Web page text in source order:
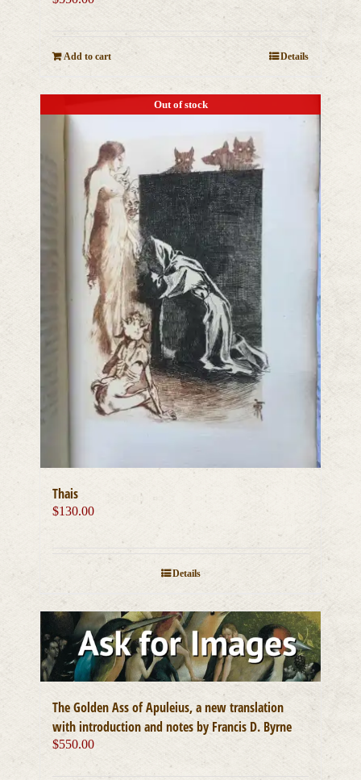
Add to cart Details
Out of stock
Thais
$130.00
Details
The Golden Ass of Apuleius, a new translation
with introduction and notes by Francis D. Byrne
$550.00